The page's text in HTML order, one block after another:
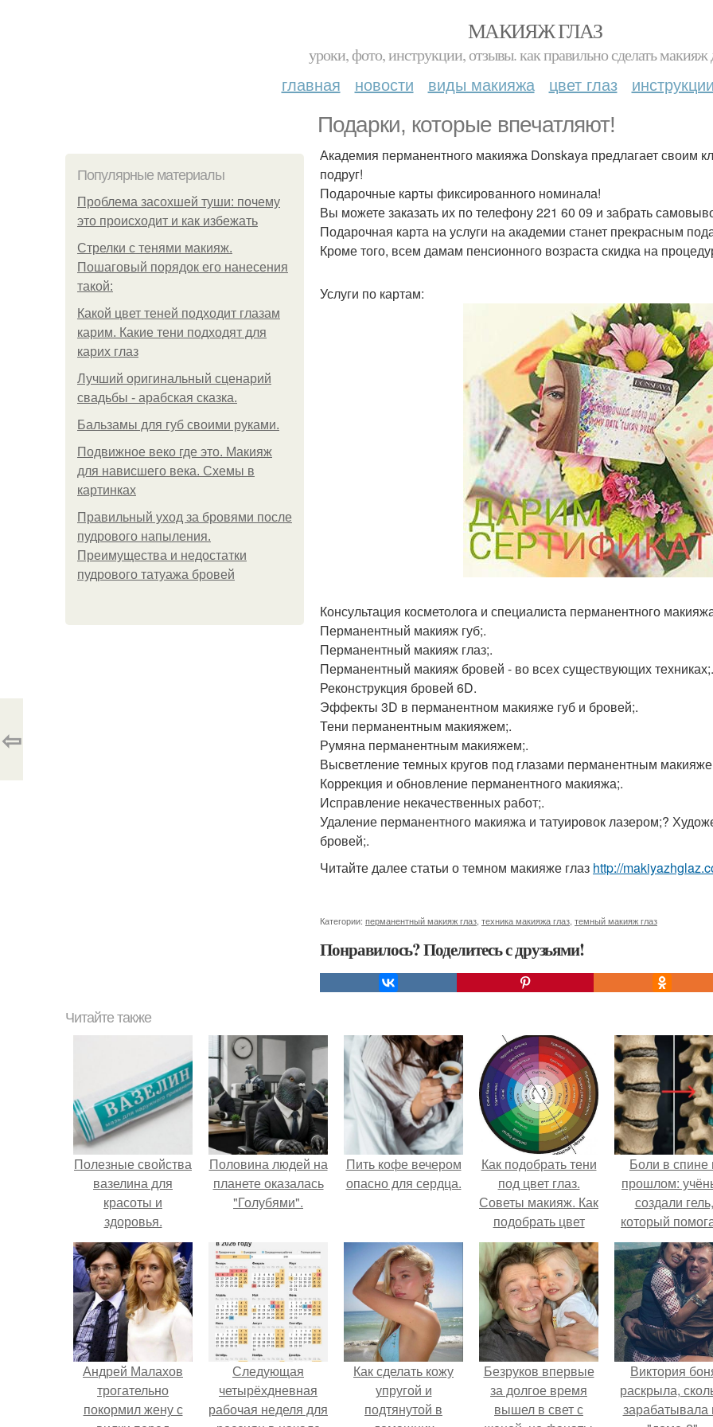
МАКИЯЖ ГЛАЗ
уроки, фото, инструкции, отзывы. как правильно сделать макияж
главная новости виды макияжа цвет глаз
Подарки, которые впечатляют!
Популярные материалы
Проблема засохшей туши: почему
это происходит и как избежать
Стрелки с тенями макияж.
Пошаговый порядок его нанесения
такой:
Какой цвет теней подходит глазам
карим. Какие тени подходят для
карих глаз
Лучший оригинальный сценарий
свадьбы - арабская сказка.
Бальзамы для губ своими руками.
Подвижное веко где это. Макияж
для нависшего века. Схемы в
картинках
Правильный уход за бровями после
пудрового напыления.
Преимущества и недостатки
пудрового татуажа бровей
Академия перманентного макияжа Donskaya предлагает своим
подруг!
Подарочные карты фиксированного номинала!
Вы можете заказать их по телефону 221 60 09 и забрать
Подарочная карта на услуги на академии станет прекрасным
Кроме того, всем дамам пенсионного возраста скидка на
Услуги по картам:
Консультация косметолога и специалиста перманентного
Перманентный макияж губ;.
Перманентный макияж глаз;.
Перманентный макияж бровей - во всех существующих техниках;.
Реконструкция бровей 6D.
Эффекты 3D в перманентном макияже губ и бровей;.
Тени перманентным макияжем;.
Румяна перманентным макияжем;.
Высветление темных кругов под глазами перманентным
Коррекция и обновление перманентного макияжа;.
Исправление некачественных работ;.
Удаление перманентного макияжа и татуировок лазером;?
бровей;.
Читайте далее статьи о темном макияже глаз http://
Категории: перманентный макияж глаз техника макияжа глаз темный макияж глаз
Понравилось? Поделитесь с друзьями!
⇦
Читайте также
Полезные свойства
вазелина для
красоты и
здоровья.
Половина людей на
планете оказалась
"Голубями".
Пить кофе вечером
опасно для сердца.
Как подобрать тени
под цвет глаз.
Советы макияж. Как
подобрать цвет
теней под цвет
глаз?
Боли в спине
прошлом:
создали гель,
который
диски.
Андрей Малахов
трогательно
покормил жену с
Следующая
четырёхдневная
рабочая неделя для
Как сделать кожу
упругой и
подтянутой в
Безруков впервые
за долгое время
вышел в свет с
Виктория
раскрыла,
зарабатывала